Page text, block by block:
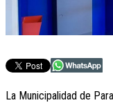
La Municipalidad de